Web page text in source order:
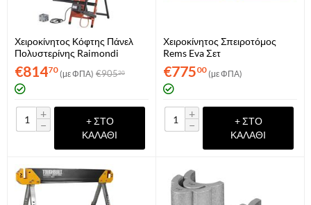
Χειροκίνητος Κόφτης Πάνελ
Πολυστερίνης Raimondi
Polysticut (194TCEU130)
€81470 (με ΦΠΑ) €90520
+
−
+ ΣΤΟ
ΚΑΛΆΘΙ
Χειροκίνητος Σπειροτόμος
Rems Eva Σετ
€77500 (με ΦΠΑ)
+
−
+ ΣΤΟ
ΚΑΛΆΘΙ